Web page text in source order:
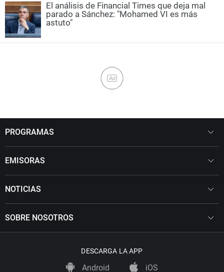
El análisis de Financial Times que deja mal
parado a Sánchez: "Mohamed VI es más
astuto"
Ad
PROGRAMAS
EMISORAS
NOTICIAS
SOBRE NOSOTROS
DESCARGA LA APP
Android iOS